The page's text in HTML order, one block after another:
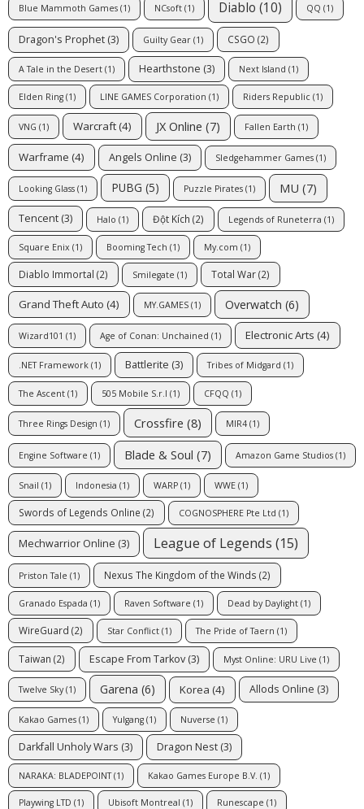
Blue Mammoth Games (1) NCsoft (1) Diablo (10) QQ (1)
Dragon's Prophet (3) Guilty Gear (1) CSGO (2)
A Tale in the Desert (1) Hearthstone (3) Next Island (1)
Elden Ring (1) LINE GAMES Corporation (1) Riders Republic (1)
VNG (1) Warcraft (4) JX Online (7) Fallen Earth (1)
Warframe (4) Angels Online (3) Sledgehammer Games (1)
Looking Glass (1) PUBG (5) Puzzle Pirates (1) MU (7)
Tencent (3) Halo (1) Đột Kích (2) Legends of Runeterra (1)
Square Enix (1) Booming Tech (1) My.com (1)
Diablo Immortal (2) Smilegate (1) Total War(2)
Grand Theft Auto (4) MY.GAMES (1) Overwatch (6)
Wizard101 (1) Age of Conan: Unchained (1) Electronic Arts (4)
.NET Framework (1) Battlerite (3) Tribes of Midgard (1)
The Ascent (1) 505 Mobile S.r.l (1) CFQQ (1)
Three Rings Design (1) Crossfire (8) MIR4 (1)
Engine Software (1) Blade & Soul (7) Amazon Game Studios (1)
Snail (1) Indonesia (1) WARP (1) WWE (1)
Swords of Legends Online (2) COGNOSPHERE Pte Ltd (1)
Mechwarrior Online (3) League of Legends (15)
Priston Tale (1) Nexus The Kingdom of the Winds (2)
Granado Espada (1) Raven Software (1) Dead by Daylight (1)
WireGuard (2) Star Conflict (1) The Pride of Taern (1)
Taiwan (2) Escape From Tarkov (3) Myst Online: URU Live (1)
Twelve Sky(1) Garena (6) Korea (4) Allods Online (3)
Kakao Games (1) Yulgang (1) Nuverse (1)
Darkfall Unholy Wars (3) Dragon Nest (3)
NARAKA: BLADEPOINT(1) Kakao Games Europe B.V. (1)
Playwing LTD (1) Ubisoft Montreal (1) Runescape (1)